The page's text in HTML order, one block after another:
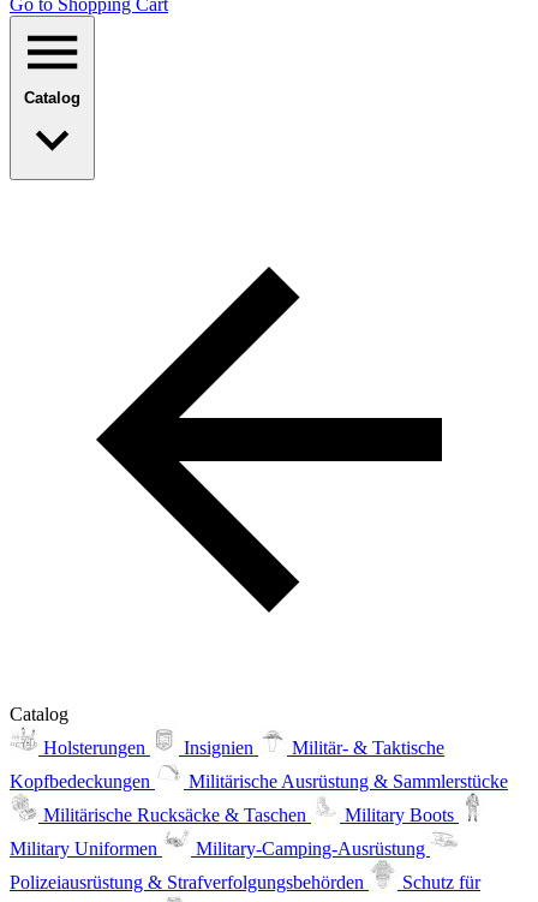
Go to Shopping Сart
Catalog
Catalog
Holsterungen
Insignien
Militär- & Taktische
Kopfbedeckungen
Militärische Ausrüstung & Sammlerstücke
Militärische Rucksäcke & Taschen
Military Boots
Military Uniformen
Military-Camping-Ausrüstung
Polizeiausrüstung & Strafverfolgungsbehörden
Schutz für